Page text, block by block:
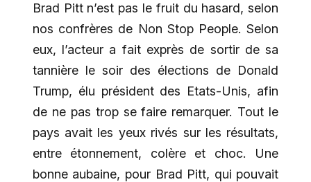
Brad Pitt n’est pas le fruit du hasard, selon
nos confrères de Non Stop People. Selon
eux, l’acteur a fait exprès de sortir de sa
tannière le soir des élections de Donald
Trump, élu président des Etats-Unis, afin
de ne pas trop se faire remarquer. Tout le
pays avait les yeux rivés sur les résultats,
entre étonnement, colère et choc. Une
bonne aubaine, pour Brad Pitt, qui pouvait